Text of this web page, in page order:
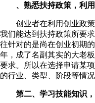
、熟悉扶持政策，利用
创业者在利用创业政策
我们能达到扶持政策所要
往针对的是尚在创业初期
年，成了名副其实的大老
要求。所以在选择申请某
的行业、类型、阶段等情
第二、学习技能知识，